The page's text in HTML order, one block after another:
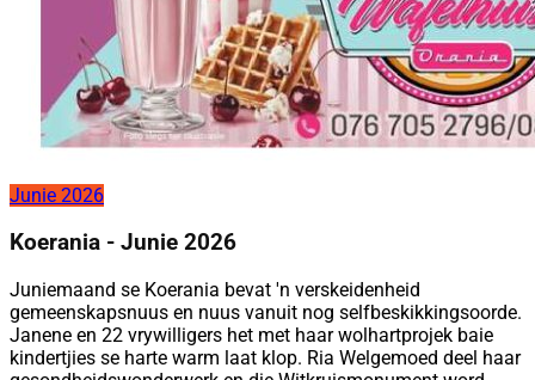
Junie 2026
Koerania - Junie 2026
Juniemaand se Koerania bevat 'n verskeidenheid
gemeenskapsnuus en nuus vanuit nog selfbeskikkingsoorde.
Janene en 22 vrywilligers het met haar wolhartprojek baie
kindertjies se harte warm laat klop. Ria Welgemoed deel haar